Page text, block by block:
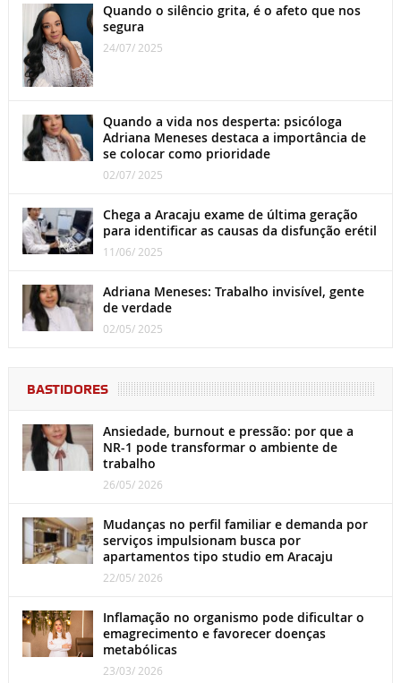
Quando o silêncio grita, é o afeto que nos
segura
24/07/ 2025
Quando a vida nos desperta: psicóloga
Adriana Meneses destaca a importância de
se colocar como prioridade
02/07/ 2025
Chega a Aracaju exame de última geração
para identificar as causas da disfunção erétil
11/06/ 2025
Adriana Meneses: Trabalho invisível, gente
de verdade
02/05/ 2025
BASTIDORES
Ansiedade, burnout e pressão: por que a
NR-1 pode transformar o ambiente de
trabalho
26/05/ 2026
Mudanças no perfil familiar e demanda por
serviços impulsionam busca por
apartamentos tipo studio em Aracaju
22/05/ 2026
Inflamação no organismo pode dificultar o
emagrecimento e favorecer doenças
metabólicas
23/03/ 2026